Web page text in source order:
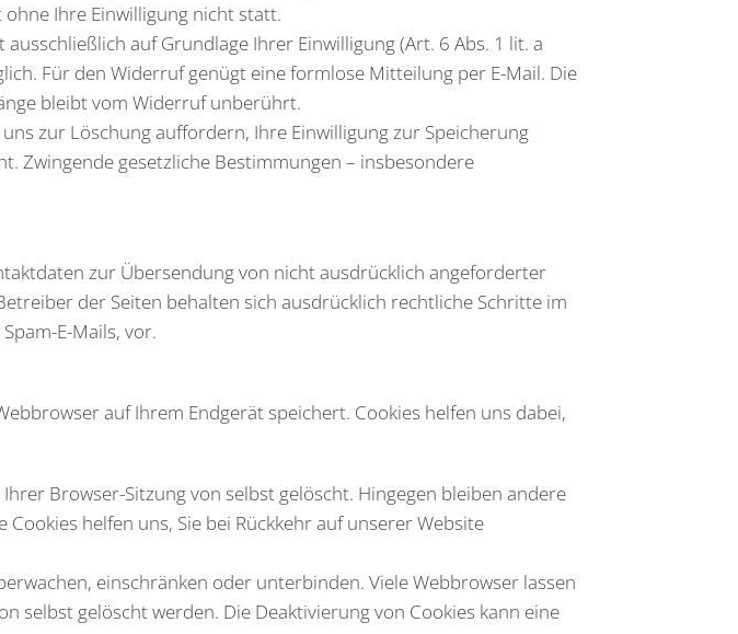
Ihre Einwilligung nicht statt.
auf Grundlage Ihrer Einwilligung (Art. 6 Abs. 1 lit. a
Für den Widerruf genügt eine formlose Mitteilung per E-Mail. Die
bleibt vom Widerruf unberührt.
zur Löschung auffordern, Ihre Einwilligung zur Speicherung
Zwingende gesetzliche Bestimmungen – insbesondere
zur Übersendung von nicht ausdrücklich angeforderter
der Seiten behalten sich ausdrücklich rechtliche Schritte im
E-Mails, vor.
auf Ihrem Endgerät speichert. Cookies helfen uns dabei,
Ihrer Browser-Sitzung von selbst gelöscht. Hingegen bleiben andere
helfen uns, Sie bei Rückkehr auf unserer Website
einschränken oder unterbinden. Viele Webbrowser lassen
selbst gelöscht werden. Die Deaktivierung von Cookies kann eine